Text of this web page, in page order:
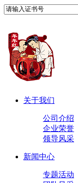
关于我们
公司介绍
企业荣誉
领导风采
新闻中心
专题活动